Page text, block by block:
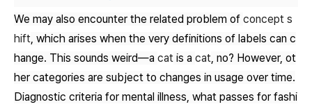
We may also encounter the related problem of concept s
hift, which arises when the very definitions of labels can c
hange. This sounds weird—a cat is a cat, no? However, ot
her categories are subject to changes in usage over time.
Diagnostic criteria for mental illness, what passes for fashi